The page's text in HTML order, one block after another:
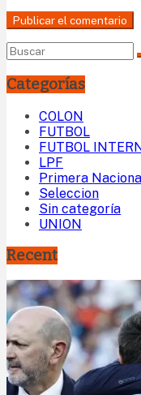
Categorías
COLON
FUTBOL
FUTBOL
LPF
Primera
Seleccion
Sin categoría
UNION
Recent